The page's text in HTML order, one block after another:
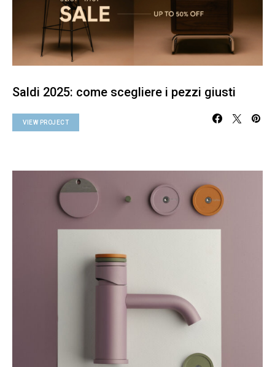
Saldi 2025: come scegliere i pezzi giusti
VIEW PROJECT